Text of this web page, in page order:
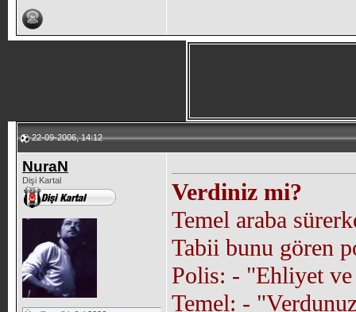
22-09-2006, 14:12
NuraN
Dişi Kartal
Verdiniz mi?
Temel araba
Tabii bunu gören
Polis: - "Ehliyet
Temel: -